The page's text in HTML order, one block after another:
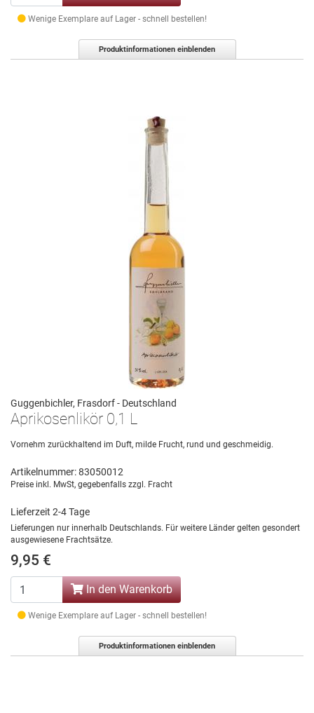
Wenige Exemplare auf Lager - schnell bestellen!
Produktinformationen einblenden
Guggenbichler, Frasdorf - Deutschland
Aprikosenlikör 0,1 L
Vornehm zurückhaltend im Duft, milde Frucht, rund und geschmeidig.
Artikelnummer: 83050012
Preise inkl. MwSt, gegebenfalls zzgl. Fracht
Lieferzeit 2-4 Tage
Lieferungen nur innerhalb Deutschlands. Für weitere Länder gelten gesondert
ausgewiesene Frachtsätze.
9,95 €
In den Warenkorb
Wenige Exemplare auf Lager - schnell bestellen!
Produktinformationen einblenden